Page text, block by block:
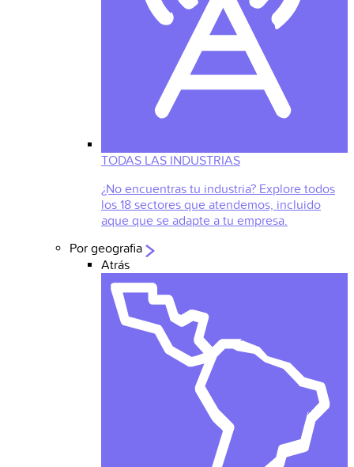
TODAS LAS INDUSTRIAS
¿No encuentras tu industria? Explore todos
los 18 sectores que atendemos, incluido
aque que se adapte a tu empresa.
Por geografia
Atrás